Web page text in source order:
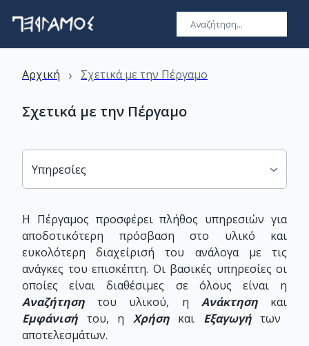
Αρχική › Σχετικά με την Πέργαμο
Σχετικά με την Πέργαμο
Υπηρεσίες
Η Πέργαμος προσφέρει πλήθος υπηρεσιών για
αποδοτικότερη πρόσβαση στο υλικό και
ευκολότερη διαχείρισή του ανάλογα με τις
ανάγκες του επισκέπτη. Οι βασικές υπηρεσίες οι
οποίες είναι διαθέσιμες σε όλους είναι η
Αναζήτηση
του υλικού, η Ανάκτηση
και
Εμφάνισή του, η Χρήση και Εξαγωγή των
αποτελεσμάτων.